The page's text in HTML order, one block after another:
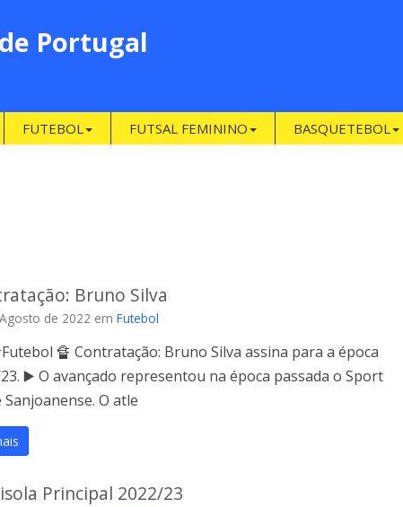
Portugal
FUTEBOL FUTSAL FEMININO BASQUETEBOL
Bruno Silva
de 2022 em Futebol
🔏 Contratação: Bruno Silva assina para a época
▶️ O avançado representou na época passada o Sport
Sanjoanense. O atle
Principal 2022/23